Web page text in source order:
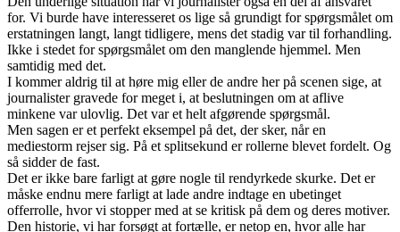
for. Vi burde have interesseret os lige så grundigt for spørgsmålet om
erstatningen langt, langt tidligere, mens det stadig var til forhandling.
Ikke i stedet for spørgsmålet om den manglende hjemmel. Men
samtidig med det.
I kommer aldrig til at høre mig eller de andre her på scenen sige, at
journalister gravede for meget i, at beslutningen om at aflive
minkene var ulovlig. Det var et helt afgørende spørgsmål.
Men sagen er et perfekt eksempel på det, der sker, når en
mediestorm rejser sig. På et splitsekund er rollerne blevet fordelt. Og
så sidder de fast.
Det er ikke bare farligt at gøre nogle til rendyrkede skurke. Det er
måske endnu mere farligt at lade andre indtage en ubetinget
offerrolle, hvor vi stopper med at se kritisk på dem og deres motiver.
Den historie, vi har forsøgt at fortælle, er netop en, hvor alle har